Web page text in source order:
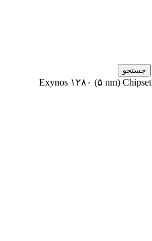
جستجو
Exynos ۱۲۸۰ (۵ nm) Chipset